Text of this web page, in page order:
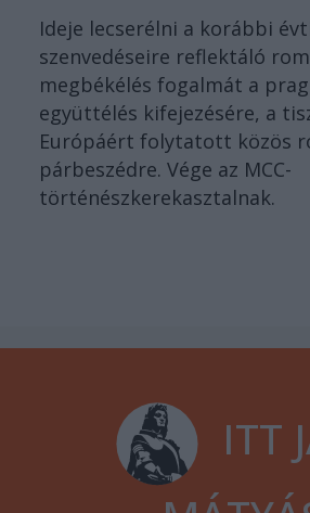
Ideje lecserélni a korábbi
szenvedéseire reflektáló
megbékélés fogalmát a
együttélés kifejezésére, a
Európáért folytatott közös
párbeszédre. Vége az MCC-
történészkerekasztalnak.
ITT